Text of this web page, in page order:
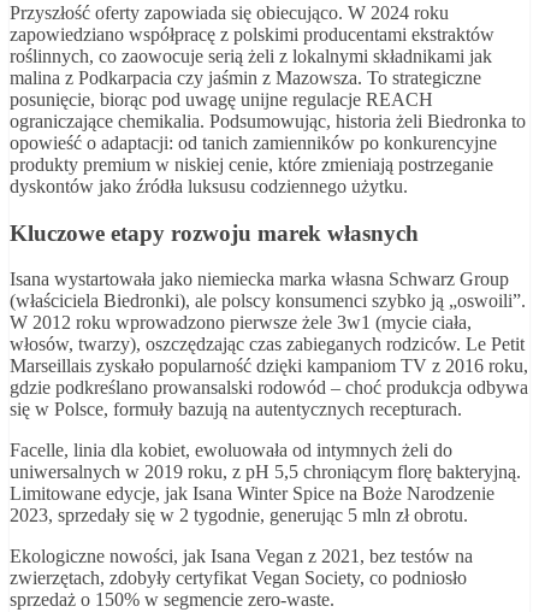
Przyszłość oferty zapowiada się obiecująco. W 2024 roku
zapowiedziano współpracę z polskimi producentami ekstraktów
roślinnych, co zaowocuje serią żeli z lokalnymi składnikami jak
malina z Podkarpacia czy jaśmin z Mazowsza. To strategiczne
posunięcie, biorąc pod uwagę unijne regulacje REACH
ograniczające chemikalia. Podsumowując, historia żeli Biedronka to
opowieść o adaptacji: od tanich zamienników po konkurencyjne
produkty premium w niskiej cenie, które zmieniają postrzeganie
dyskontów jako źródła luksusu codziennego użytku.
Kluczowe etapy rozwoju marek własnych
Isana wystartowała jako niemiecka marka własna Schwarz Group
(właściciela Biedronki), ale polscy konsumenci szybko ją „oswoili”.
W 2012 roku wprowadzono pierwsze żele 3w1 (mycie ciała,
włosów, twarzy), oszczędzając czas zabieganych rodziców. Le Petit
Marseillais zyskało popularność dzięki kampaniom TV z 2016 roku,
gdzie podkreślano prowansalski rodowód – choć produkcja odbywa
się w Polsce, formuły bazują na autentycznych recepturach.
Facelle, linia dla kobiet, ewoluowała od intymnych żeli do
uniwersalnych w 2019 roku, z pH 5,5 chroniącym florę bakteryjną.
Limitowane edycje, jak Isana Winter Spice na Boże Narodzenie
2023, sprzedały się w 2 tygodnie, generując 5 mln zł obrotu.
Ekologiczne nowości, jak Isana Vegan z 2021, bez testów na
zwierzętach, zdobyły certyfikat Vegan Society, co podniosło
sprzedaż o 150% w segmencie zero-waste.